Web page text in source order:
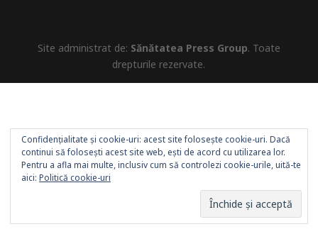
Site administrat de: Sănătatea Press Group. Toate
drepturile rezervate.
Confidențialitate și cookie-uri: acest site folosește cookie-uri. Dacă
continui să folosești acest site web, ești de acord cu utilizarea lor.
Pentru a afla mai multe, inclusiv cum să controlezi cookie-urile, uită-te
aici: Politică cookie-uri